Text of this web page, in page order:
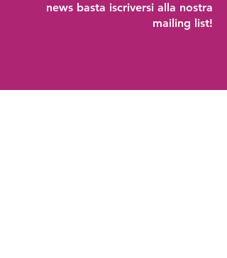
news basta iscriversi alla nostra
mailing list!